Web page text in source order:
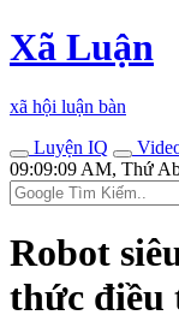
Xã Luận
xã hội luận bàn
Luyện IQ
09:09:09 AM, Thứ
Robot
thức